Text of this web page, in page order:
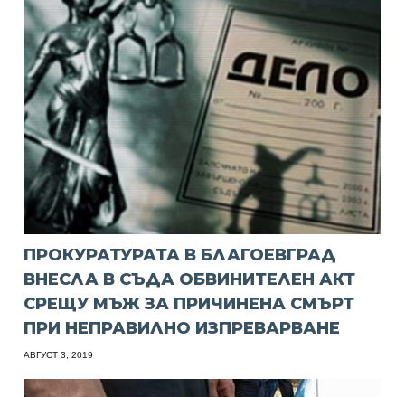
ПРОКУРАТУРАТА В БЛАГОЕВГРАД
ВНЕСЛА В СЪДА ОБВИНИТЕЛЕН АКТ
СРЕЩУ МЪЖ ЗА ПРИЧИНЕНА СМЪРТ
ПРИ НЕПРАВИЛНО ИЗПРЕВАРВАНЕ
АВГУСТ 3, 2019